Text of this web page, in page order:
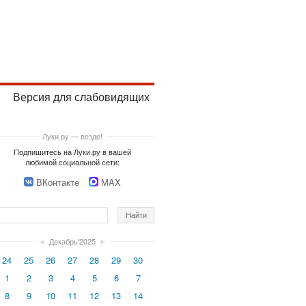
Версия для слабовидящих
Луки.ру — везде!
Подпишитесь на Луки.ру в вашей
любимой социальной сети:
ВКонтакте MAX
◄ Декабрь'2025 ►
24 25 26 27 28 29
30
1
2 3 4 5 6
7
8
9 10 11 12 13 14